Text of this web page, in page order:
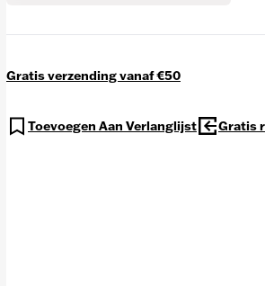
Gratis verzending vanaf €50
Toevoegen Aan Verlanglijst Gratis